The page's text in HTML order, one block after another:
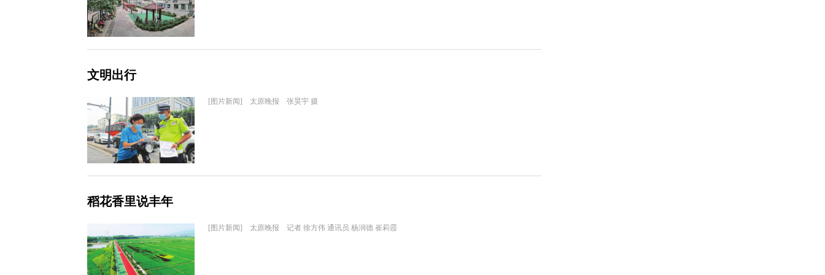
文明出行
[图片新闻] 太原晚报 张昊宇 摄
稻花香里说丰年
[图片新闻] 太原晚报 记者 徐方伟 通讯员 杨润德 崔莉霞